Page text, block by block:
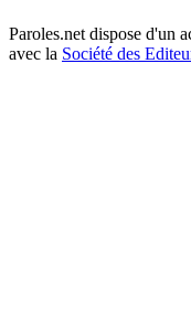
Paroles.net dispose d'un
avec la Société des